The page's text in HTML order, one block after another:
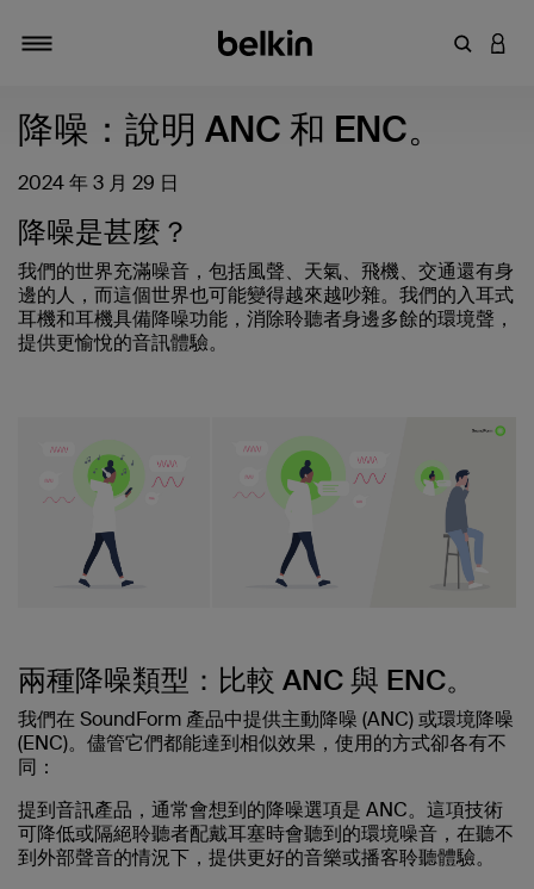
輸入關鍵
登入
降噪：說明 ANC 和 ENC。
2024 年 3 月 29 日
降噪是甚麼？
我們的世界充滿噪音，包括風聲、天氣、飛機、交通還有身
邊的人，而這個世界也可能變得越來越吵雜。我們的入耳式
耳機和耳機具備降噪功能，消除聆聽者身邊多餘的環境聲，
提供更愉悅的音訊體驗。
兩種降噪類型：比較 ANC 與 ENC。
我們在 SoundForm 產品中提供主動降噪 (ANC) 或環境降噪
(ENC)。儘管它們都能達到相似效果，使用的方式卻各有不
同：
提到音訊產品，通常會想到的降噪選項是 ANC。這項技術
可降低或隔絕聆聽者配戴耳塞時會聽到的環境噪音，在聽不
到外部聲音的情況下，提供更好的音樂或播客聆聽體驗。